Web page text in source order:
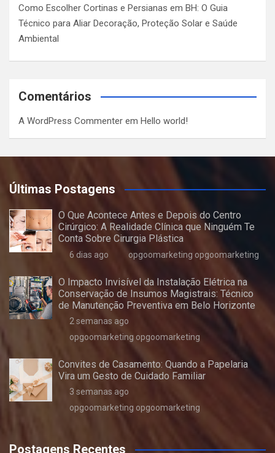
Como Escolher Cortinas e Persianas em BH: O Guia
Técnico para Aliar Decoração, Proteção Solar e Saúde
Ambiental
Comentários
A WordPress Commenter em Hello world!
Últimas Postagens
O Que Acontece Antes e Depois do Centro
Cirúrgico: A Realidade Clínica que Ninguém Te
Conta Sobre Cirurgia Plástica
6 dias ago opgoomarketing opgoomarketing
O Impacto Invisível da Instalação Elétrica na
Conservação de Insumos Magistrais: Técnico
de Manutenção Preventiva em Belo Horizonte
2 semanas ago
opgoomarketing opgoomarketing
Convites de Casamento: Quando a Papelaria
Vira um Gesto de Cuidado Familiar
3 semanas ago
opgoomarketing opgoomarketing
Postagens Recentes